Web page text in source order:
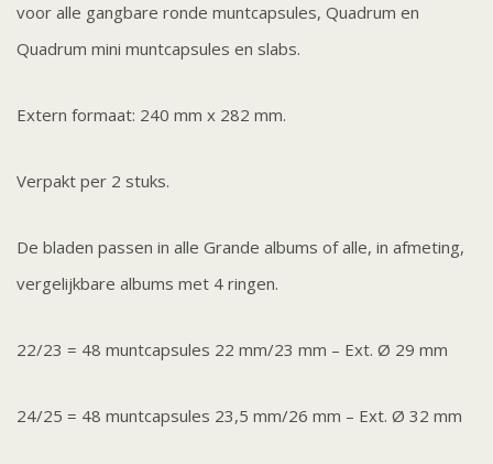
voor alle gangbare ronde muntcapsules, Quadrum en
Quadrum mini muntcapsules en slabs.
Extern formaat: 240 mm x 282 mm.
Verpakt per 2 stuks.
De bladen passen in alle Grande albums of alle, in afmeting,
vergelijkbare albums met 4 ringen.
22/23 = 48 muntcapsules 22 mm/23 mm – Ext. Ø 29 mm
24/25 = 48 muntcapsules 23,5 mm/26 mm – Ext. Ø 32 mm